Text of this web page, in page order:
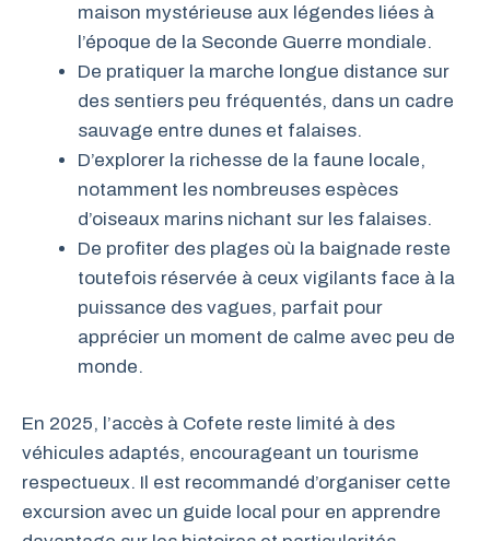
maison mystérieuse aux légendes liées à
l’époque de la Seconde Guerre mondiale.
De pratiquer la marche longue distance sur
des sentiers peu fréquentés, dans un cadre
sauvage entre dunes et falaises.
D’explorer la richesse de la faune locale,
notamment les nombreuses espèces
d’oiseaux marins nichant sur les falaises.
De profiter des plages où la baignade reste
toutefois réservée à ceux vigilants face à la
puissance des vagues, parfait pour
apprécier un moment de calme avec peu de
monde.
En 2025, l’accès à Cofete reste limité à des
véhicules adaptés, encourageant un tourisme
respectueux. Il est recommandé d’organiser cette
excursion avec un guide local pour en apprendre